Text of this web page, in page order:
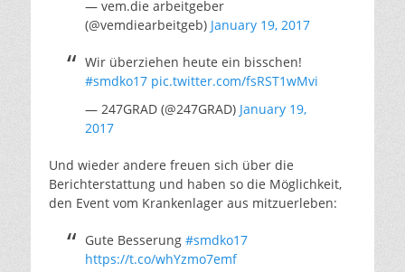
— vem.die arbeitgeber
(@vemdiearbeitgeb) January 19, 2017
Wir überziehen heute ein bisschen!
#smdko17 pic.twitter.com/fsRST1wMvi
— 247GRAD (@247GRAD) January 19,
2017
Und wieder andere freuen sich über die
Berichterstattung und haben so die Möglichkeit,
den Event vom Krankenlager aus mitzuerleben:
Gute Besserung #smdko17
https://t.co/whYzmo7emf